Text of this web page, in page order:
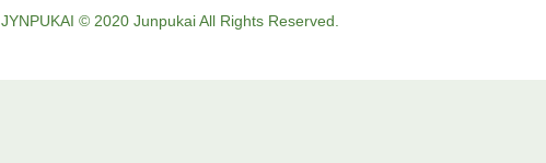
JYNPUKAI © 2020 Junpukai All Rights Reserved.